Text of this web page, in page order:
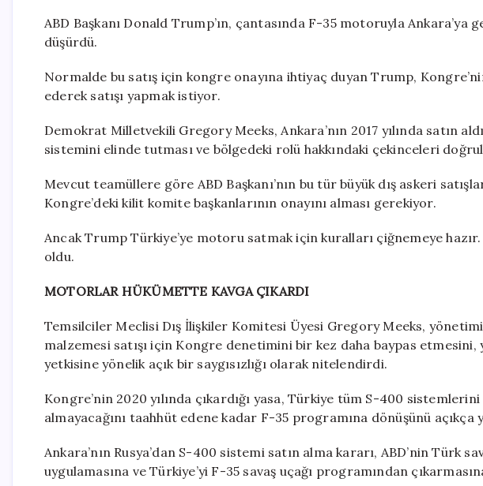
ABD Başkanı Donald Trump’ın, çantasında F-35 motoruyla Ankara’ya
düşürdü.
Normalde bu satış için kongre onayına ihtiyaç duyan Trump,
ederek satışı yapmak istiyor.
Demokrat Milletvekili Gregory Meeks, Ankara’nın 2017 yılında satın
sistemini elinde tutması ve bölgedeki rolü hakkındaki çekinceleri
Mevcut teamüllere göre ABD Başkanı’nın bu tür büyük dış askeri
Kongre’deki kilit komite başkanlarının onayını alması gerekiyor.
Ancak Trump Türkiye’ye motoru satmak için kuralları çiğnemeye
oldu.
MOTORLAR HÜKÜMETTE KAVGA ÇIKARDI
Temsilciler Meclisi Dış İlişkiler Komitesi Üyesi Gregory Meeks,
malzemesi satışı için Kongre denetimini bir kez daha baypas
yetkisine yönelik açık bir saygısızlığı olarak nitelendirdi.
Kongre’nin 2020 yılında çıkardığı yasa, Türkiye tüm S-400
almayacağını taahhüt edene kadar F-35 programına dönüşünü açıkça
Ankara’nın Rusya’dan S-400 sistemi satın alma kararı, ABD’nin Türk
uygulamasına ve Türkiye’yi F-35 savaş uçağı programından